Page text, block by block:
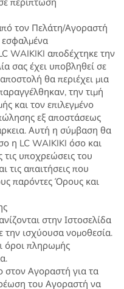
περίπτωση
τον Πελάτη/Αγοραστή
εσφαλμένα
WAIKIKI αποδέχτηκε την
σας έχει υποβληθεί σε
θα περιέχει μια
την τιμή
και τον επιλεγμένο
εξ αποστάσεως
Αυτή η σύμβαση θα
η LC WAIKIKI όσο και
τις υποχρεώσεις του
τις απαιτήσεις που
παρόντες Όρους και
στην Ιστοσελίδα
ισχύουσα νομοθεσία.
όροι πληρωμής
στον Αγοραστή για τα
του Αγοραστή να